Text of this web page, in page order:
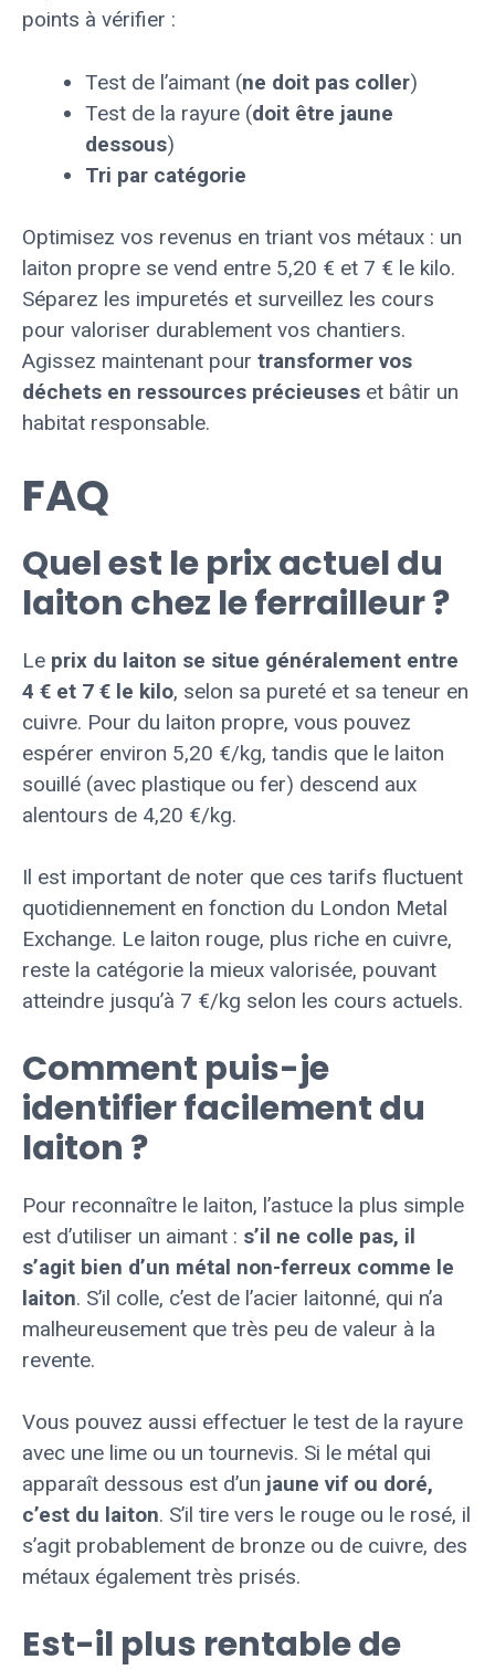
points à vérifier :
Test de l’aimant (ne doit pas coller)
Test de la rayure (doit être jaune
dessous)
Tri par catégorie
Optimisez vos revenus en triant vos métaux : un
laiton propre se vend entre 5,20 € et 7 € le kilo.
Séparez les impuretés et surveillez les cours
pour valoriser durablement vos chantiers.
Agissez maintenant pour transformer vos
déchets en ressources précieuses et bâtir un
habitat responsable.
FAQ
Quel est le prix actuel du
laiton chez le ferrailleur ?
Le prix du laiton se situe généralement entre
4 € et 7 € le kilo, selon sa pureté et sa teneur en
cuivre. Pour du laiton propre, vous pouvez
espérer environ 5,20 €/kg, tandis que le laiton
souillé (avec plastique ou fer) descend aux
alentours de 4,20 €/kg.
Il est important de noter que ces tarifs fluctuent
quotidiennement en fonction du London Metal
Exchange. Le laiton rouge, plus riche en cuivre,
reste la catégorie la mieux valorisée, pouvant
atteindre jusqu’à 7 €/kg selon les cours actuels.
Comment puis-je
identifier facilement du
laiton ?
Pour reconnaître le laiton, l’astuce la plus simple
est d’utiliser un aimant : s’il ne colle pas, il
s’agit bien d’un métal non-ferreux comme le
laiton. S’il colle, c’est de l’acier laitonné, qui n’a
malheureusement que très peu de valeur à la
revente.
Vous pouvez aussi effectuer le test de la rayure
avec une lime ou un tournevis. Si le métal qui
apparaît dessous est d’un jaune vif ou doré,
c’est du laiton. S’il tire vers le rouge ou le rosé, il
s’agit probablement de bronze ou de cuivre, des
métaux également très prisés.
Est-il plus rentable de